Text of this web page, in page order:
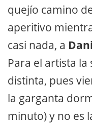
quejío camino
aperitivo
casi nada, a
Para el artista
distinta, pues
la garganta
minuto) y no es